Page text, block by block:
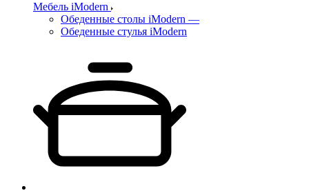
Мебель iModern
Обеденные столы iModern —
Обеденные стулья iModern